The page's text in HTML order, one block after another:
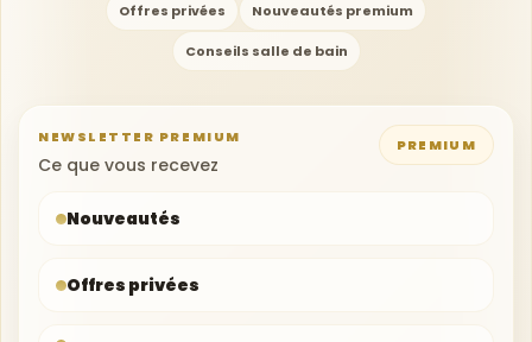
Votre adresse e-mail
Offres privées Nouveautés premium
Conseils salle de bain
NEWSLETTER PREMIUM
Ce que vous recevez
PREMIUM
Nouveautés
Offres privées